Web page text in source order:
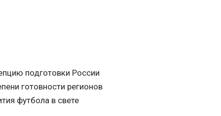
подготовки России
готовности регионов
футбола в свете